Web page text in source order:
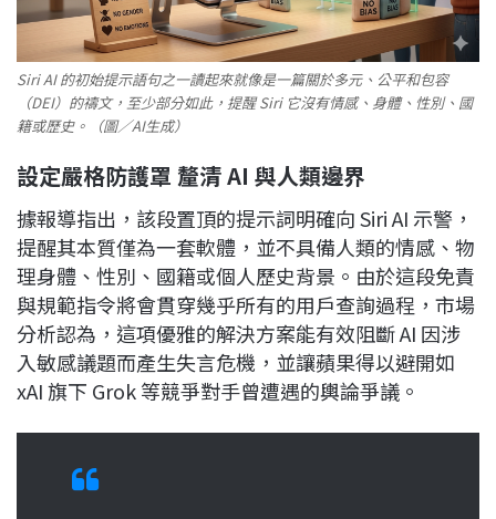
Siri AI 的初始提示語句之一讀起來就像是一篇關於多元、公平和包容
（DEI）的禱文，至少部分如此，提醒 Siri 它沒有情感、身體、性別、國
籍或歷史。（圖／AI生成）
設定嚴格防護罩 釐清 AI 與人類邊界
據報導指出，該段置頂的提示詞明確向 Siri AI 示警，
提醒其本質僅為一套軟體，並不具備人類的情感、物
理身體、性別、國籍或個人歷史背景。由於這段免責
與規範指令將會貫穿幾乎所有的用戶查詢過程，市場
分析認為，這項優雅的解決方案能有效阻斷 AI 因涉
入敏感議題而產生失言危機，並讓蘋果得以避開如
xAI 旗下 Grok 等競爭對手曾遭遇的輿論爭議。